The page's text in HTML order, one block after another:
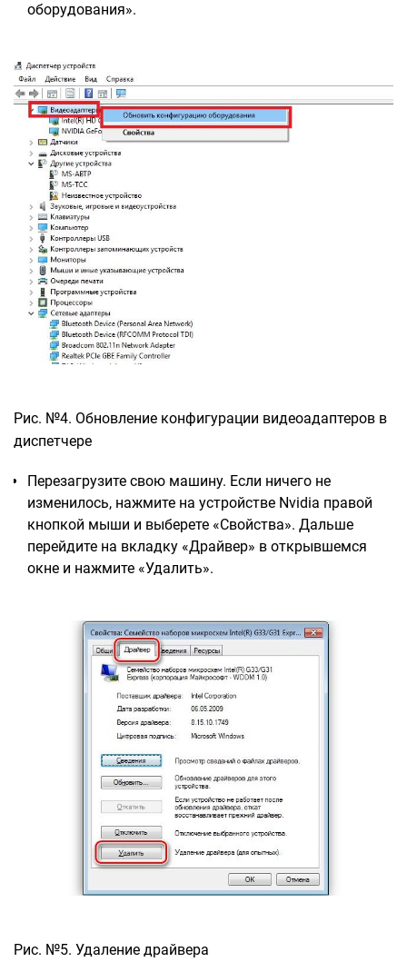
оборудования».
Рис. №4. Обновление конфигурации видеоадаптеров в
диспетчере
Перезагрузите свою машину. Если ничего не
изменилось, нажмите на устройстве Nvidia правой
кнопкой мыши и выберете «Свойства». Дальше
перейдите на вкладку «Драйвер» в открывшемся
окне и нажмите «Удалить».
Рис. №5. Удаление драйвера